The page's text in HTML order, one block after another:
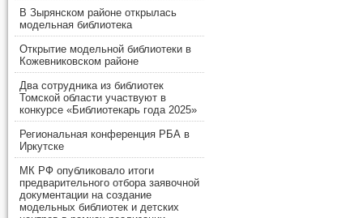
В Зырянском районе открылась
модельная библиотека
Открытие модельной библиотеки в
Кожевниковском районе
Два сотрудника из библиотек
Томской области участвуют в
конкурсе «Библиотекарь года 2025»
Региональная конференция РБА в
Иркутске
МК РФ опубликовало итоги
предварительного отбора заявочной
документации на создание
модельных библиотек и детских